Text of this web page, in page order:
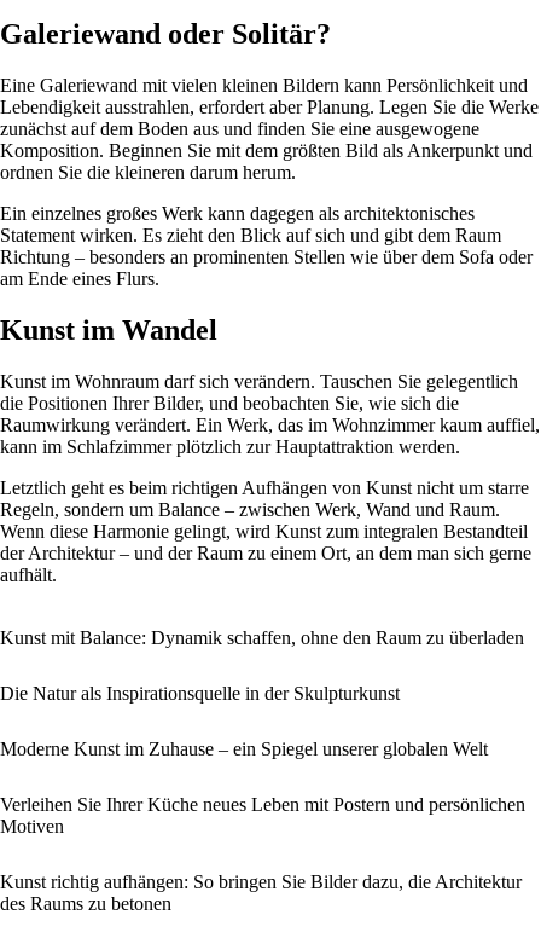
Galeriewand oder Solitär?
Eine Galeriewand mit vielen kleinen Bildern kann Persönlichkeit und
Lebendigkeit ausstrahlen, erfordert aber Planung. Legen Sie die Werke
zunächst auf dem Boden aus und finden Sie eine ausgewogene
Komposition. Beginnen Sie mit dem größten Bild als Ankerpunkt und
ordnen Sie die kleineren darum herum.
Ein einzelnes großes Werk kann dagegen als architektonisches
Statement wirken. Es zieht den Blick auf sich und gibt dem Raum
Richtung – besonders an prominenten Stellen wie über dem Sofa oder
am Ende eines Flurs.
Kunst im Wandel
Kunst im Wohnraum darf sich verändern. Tauschen Sie gelegentlich
die Positionen Ihrer Bilder, und beobachten Sie, wie sich die
Raumwirkung verändert. Ein Werk, das im Wohnzimmer kaum auffiel,
kann im Schlafzimmer plötzlich zur Hauptattraktion werden.
Letztlich geht es beim richtigen Aufhängen von Kunst nicht um starre
Regeln, sondern um Balance – zwischen Werk, Wand und Raum.
Wenn diese Harmonie gelingt, wird Kunst zum integralen Bestandteil
der Architektur – und der Raum zu einem Ort, an dem man sich gerne
aufhält.
Kunst mit Balance: Dynamik schaffen, ohne den Raum zu überladen
Die Natur als Inspirationsquelle in der Skulpturkunst
Moderne Kunst im Zuhause – ein Spiegel unserer globalen Welt
Verleihen Sie Ihrer Küche neues Leben mit Postern und persönlichen
Motiven
Kunst richtig aufhängen: So bringen Sie Bilder dazu, die Architektur
des Raums zu betonen